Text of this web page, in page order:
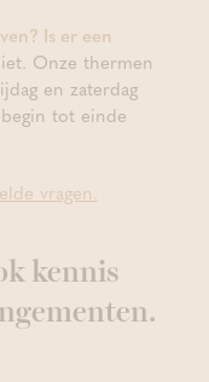
Is er een
Onze thermen
en zaterdag
tot einde
vragen.
kennis